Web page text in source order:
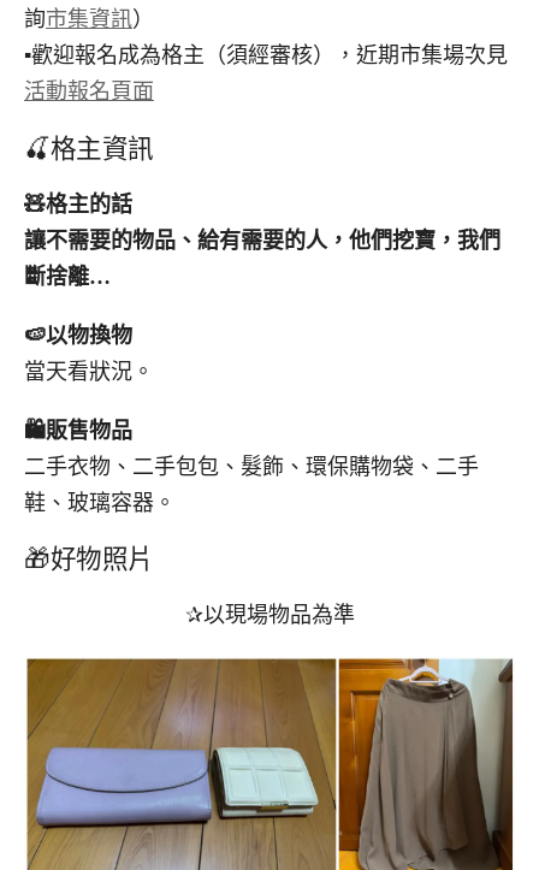
詢市集資訊）
▪︎歡迎報名成為格主（須經審核），近期市集場次見
活動報名頁面
🍒格主資訊
🧸格主的話
讓不需要的物品、給有需要的人，他們挖寶，我們
斷捨離…
🍉以物換物
當天看狀況。
🛍️販售物品
二手衣物、二手包包、髮飾、環保購物袋、二手
鞋、玻璃容器。
🎁好物照片
✰以現場物品為準